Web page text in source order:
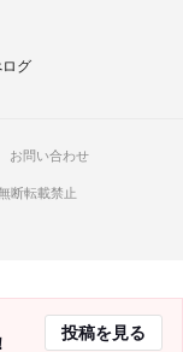
グ
投稿を見る
お問い合わせ
断転載禁止